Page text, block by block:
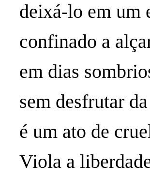
deixá-lo em um
confinado a
em dias
sem desfrutar
é um ato de
Viola a